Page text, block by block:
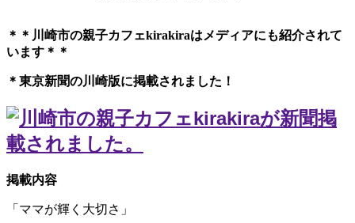
＊＊川崎市の親子カフェkirakiraは メディアにも紹介されて
います＊＊
＊東京新聞の川崎版に掲載されました！
掲載内容
「ママが輝く大切さ」